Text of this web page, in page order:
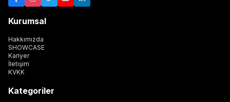
Kurumsal
Hakkımızda
SHOWCASE
Kariyer
İletişim
KVKK
Kategoriler